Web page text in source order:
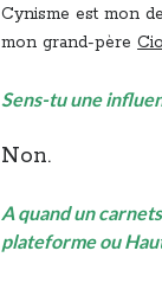
Cynisme est mon
mon grand-père
Sens-tu une
Non.
A quand un
plateforme ou